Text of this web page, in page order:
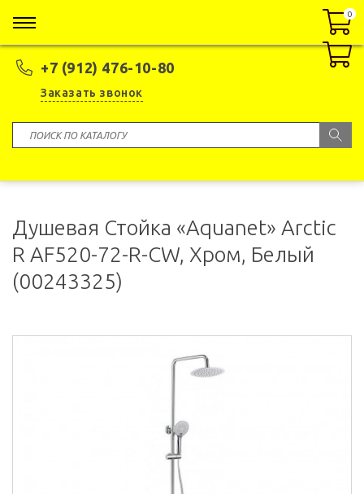
+7 (912) 476-10-80
Заказать звонок
0
0
Душевая Стойка «Aquanet» Arctic
R AF520-72-R-CW, Хром, Белый
(00243325)